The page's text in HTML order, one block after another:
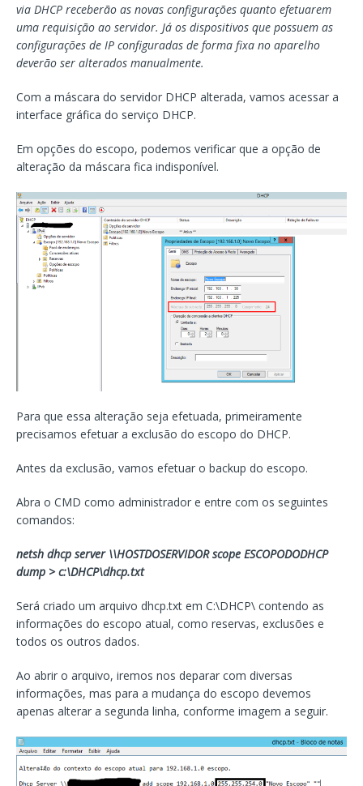
via DHCP receberão as novas configurações quanto efetuarem
uma requisição ao servidor. Já os dispositivos que possuem as
configurações de IP configuradas de forma fixa no aparelho
deverão ser alterados manualmente.
Com a máscara do servidor DHCP alterada, vamos acessar a
interface gráfica do serviço DHCP.
Em opções do escopo, podemos verificar que a opção de
alteração da máscara fica indisponível.
Para que essa alteração seja efetuada, primeiramente
precisamos efetuar a exclusão do escopo do DHCP.
Antes da exclusão, vamos efetuar o backup do escopo.
Abra o CMD como administrador e entre com os seguintes
comandos:
netsh dhcp server \\HOSTDOSERVIDOR scope ESCOPODODHCP
dump > c:\DHCP\dhcp.txt
Será criado um arquivo dhcp.txt em C:\DHCP\ contendo as
informações do escopo atual, como reservas, exclusões e
todos os outros dados.
Ao abrir o arquivo, iremos nos deparar com diversas
informações, mas para a mudança do escopo devemos
apenas alterar a segunda linha, conforme imagem a seguir.